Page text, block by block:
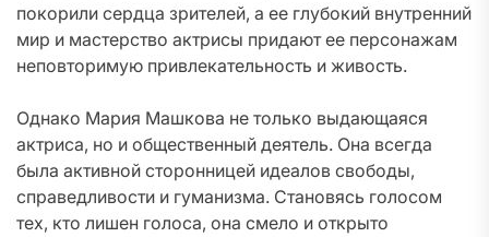
покорили сердца зрителей, а ее глубокий внутренний
мир и мастерство актрисы придают ее персонажам
неповторимую привлекательность и живость.
Однако Мария Машкова не только выдающаяся
актриса, но и общественный деятель. Она всегда
была активной сторонницей идеалов свободы,
справедливости и гуманизма. Становясь голосом
тех, кто лишен голоса, она смело и открыто